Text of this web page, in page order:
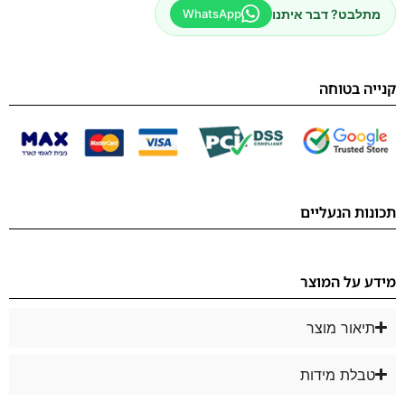
מתלבט? דבר איתנו WhatsApp
קנייה בטוחה
תכונות הנעליים
מידע על המוצר
תיאור מוצר
טבלת מידות